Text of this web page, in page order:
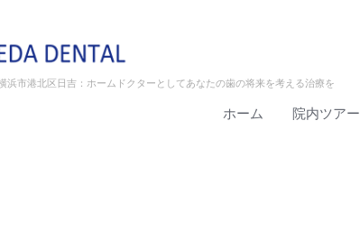
浜市港北区日吉：ホームドクターとしてあなたの歯の将来を考える治療を
ホーム 院内ツアー